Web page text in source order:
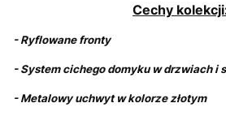
Cechy
- Ryflowane fronty
- System cichego domyku w drzwiach i
- Metalowy uchwyt w kolorze złotym